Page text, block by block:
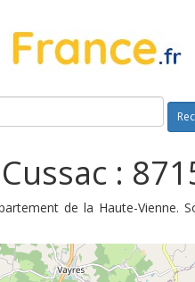
:
de la Haute-Vienne.